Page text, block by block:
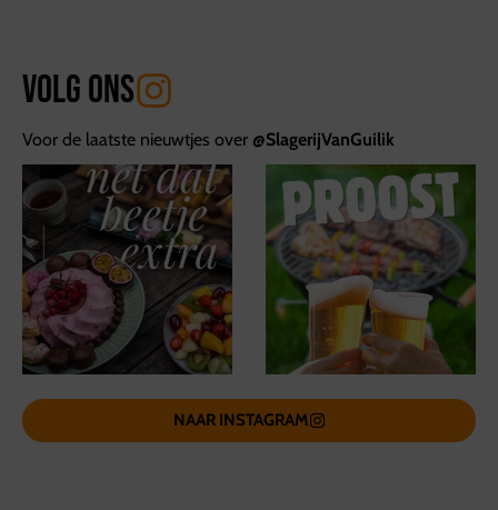
Volg ons
Voor de laatste nieuwtjes over @SlagerijVanGuilik
NAAR INSTAGRAM